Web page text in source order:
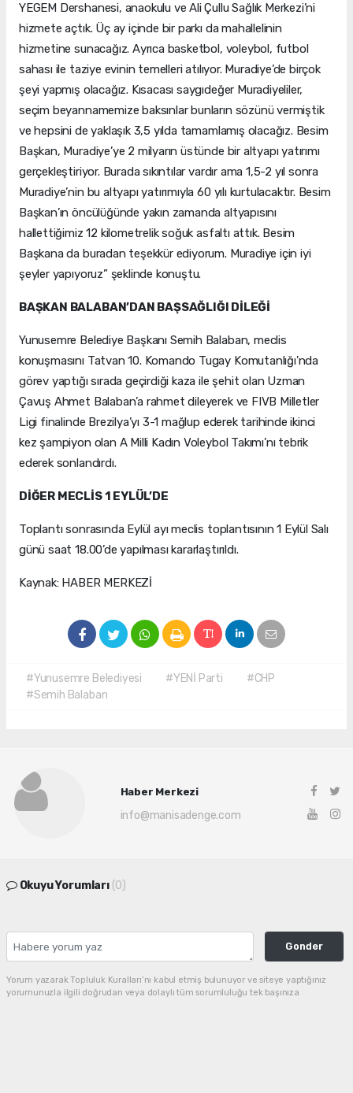
YEGEM Dershanesi, anaokulu ve Ali Çullu Sağlık Merkezi’ni
hizmete açtık. Üç ay içinde bir parkı da mahallelinin
hizmetine sunacağız. Ayrıca basketbol, voleybol, futbol
sahası ile taziye evinin temelleri atılıyor. Muradiye’de birçok
şeyi yapmış olacağız. Kısacası saygıdeğer Muradiyeliler,
seçim beyannamemize baksınlar bunların sözünü vermiştik
ve hepsini de yaklaşık 3,5 yılda tamamlamış olacağız. Besim
Başkan, Muradiye’ye 2 milyarın üstünde bir altyapı yatırımı
gerçekleştiriyor. Burada sıkıntılar vardır ama 1,5-2 yıl sonra
Muradiye’nin bu altyapı yatırımıyla 60 yılı kurtulacaktır. Besim
Başkan’ın öncülüğünde yakın zamanda altyapısını
hallettiğimiz 12 kilometrelik soğuk asfaltı attık. Besim
Başkana da buradan teşekkür ediyorum. Muradiye için iyi
şeyler yapıyoruz” şeklinde konuştu.
BAŞKAN BALABAN’DAN BAŞSAĞLIĞI DİLEĞİ
Yunusemre Belediye Başkanı Semih Balaban, meclis
konuşmasını Tatvan 10. Komando Tugay Komutanlığı'nda
görev yaptığı sırada geçirdiği kaza ile şehit olan Uzman
Çavuş Ahmet Balaban’a rahmet dileyerek ve FIVB Milletler
Ligi finalinde Brezilya’yı 3-1 mağlup ederek tarihinde ikinci
kez şampiyon olan A Milli Kadın Voleybol Takımı’nı tebrik
ederek sonlandırdı.
DİĞER MECLİS 1 EYLÜL’DE
Toplantı sonrasında Eylül ayı meclis toplantısının 1 Eylül Salı
günü saat 18.00’de yapılması kararlaştırıldı.
Kaynak: HABER MERKEZİ
#Yunusemre Belediyesi #YENİ Parti
#CHP
#Semih Balaban
Haber Merkezi
info@manisadenge.com
Okuyu Yorumları (0)
Gonder
Yorum yazarak Topluluk Kuralları’nı kabul etmiş bulunuyor ve siteye yaptığınız
yorumunuzla ilgili doğrudan veya dolaylı tüm sorumluluğu tek başınıza